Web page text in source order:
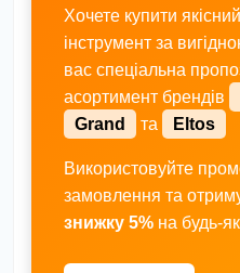
Хочете купити
інструмент за
вас спеціальна
асортимент брендів
Grand
та Eltos
Використовуйте
замовлення та
знижку 5% на будь-